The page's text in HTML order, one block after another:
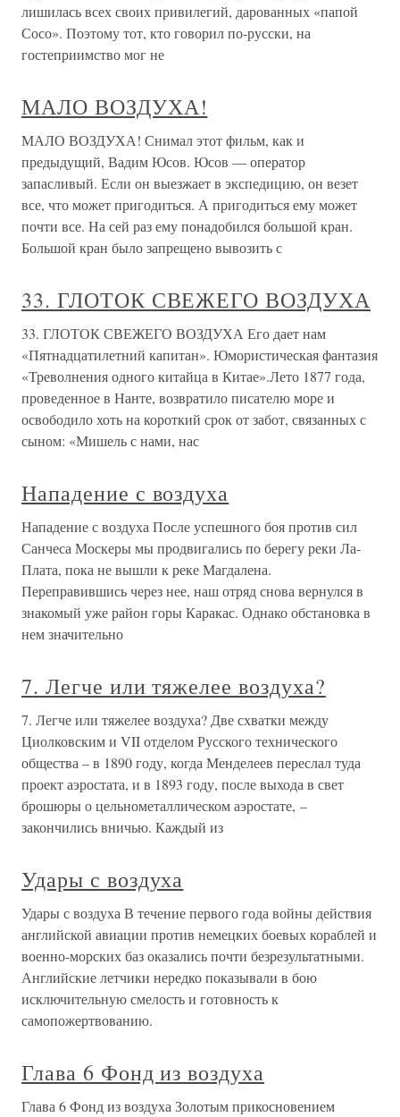
лишилась всех своих привилегий, дарованных «папой
Сосо». Поэтому тот, кто говорил по-русски, на
гостеприимство мог не
МАЛО ВОЗДУХА!
МАЛО ВОЗДУХА! Снимал этот фильм, как и
предыдущий, Вадим Юсов. Юсов — оператор
запасливый. Если он выезжает в экспедицию, он везет
все, что может пригодиться. А пригодиться ему может
почти все. На сей раз ему понадобился большой кран.
Большой кран было запрещено вывозить с
33. ГЛОТОК СВЕЖЕГО ВОЗДУХА
33. ГЛОТОК СВЕЖЕГО ВОЗДУХА Его дает нам
«Пятнадцатилетний капитан». Юмористическая фантазия
«Треволнения одного китайца в Китае».Лето 1877 года,
проведенное в Нанте, возвратило писателю море и
освободило хоть на короткий срок от забот, связанных с
сыном: «Мишель с нами, нас
Нападение с воздуха
Нападение с воздуха После успешного боя против сил
Санчеса Москеры мы продвигались по берегу реки Ла-
Плата, пока не вышли к реке Магдалена.
Переправившись через нее, наш отряд снова вернулся в
знакомый уже район горы Каракас. Однако обстановка в
нем значительно
7. Легче или тяжелее воздуха?
7. Легче или тяжелее воздуха? Две схватки между
Циолковским и VII отделом Русского технического
общества – в 1890 году, когда Менделеев переслал туда
проект аэростата, и в 1893 году, после выхода в свет
брошюры о цельнометаллическом аэростате, –
закончились вничью. Каждый из
Удары с воздуха
Удары с воздуха В течение первого года войны действия
английской авиации против немецких боевых кораблей и
военно-морских баз оказались почти безрезультатными.
Английские летчики нередко показывали в бою
исключительную смелость и готовность к
самопожертвованию.
Глава 6 Фонд из воздуха
Глава 6 Фонд из воздуха Золотым прикосновением